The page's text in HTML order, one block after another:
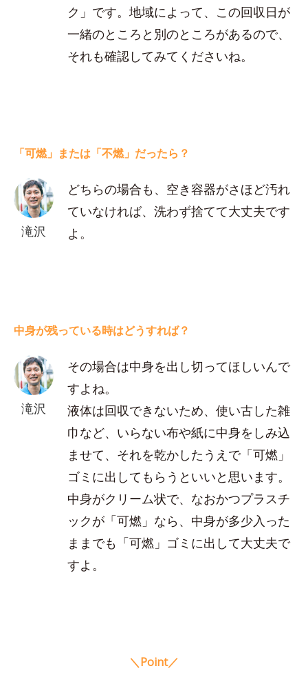
ク」です。地域によって、この回収日が
一緒のところと別のところがあるので、
それも確認してみてくださいね。
「可燃」または「不燃」だったら？
滝沢
どちらの場合も、空き容器がさほど汚れ
ていなければ、洗わず捨てて大丈夫です
よ。
中身が残っている時はどうすれば？
滝沢
その場合は中身を出し切ってほしいんで
すよね。
液体は回収できないため、使い古した雑
巾など、いらない布や紙に中身をしみ込
ませて、それを乾かしたうえで「可燃」
ゴミに出してもらうといいと思います。
中身がクリーム状で、なおかつプラスチ
ックが「可燃」なら、中身が多少入った
ままでも「可燃」ゴミに出して大丈夫で
すよ。
＼Point／